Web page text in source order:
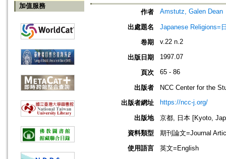
加值服務
作者 Amstutz, Galen Dean
出處題名
Japanese Religions=
卷期
v.22 n.2
出版日期 1997.07
頁次 65 - 86
出版者
NCC Center for the
出版者網址
https://ncc-j.org/
出版地
京都, 日本 [Kyoto,
資料類型
期刊論文=Journal
使用語言
英文=English